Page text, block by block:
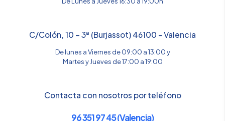
C/Colón, 10 – 3ª (Burjassot) 46100 - Valencia
De lunes a Viernes de 09:00 a 13:00 y
Martes y Jueves de 17:00 a 19:00
Contacta con nosotros por teléfono
96 351 97 45 (Valencia)